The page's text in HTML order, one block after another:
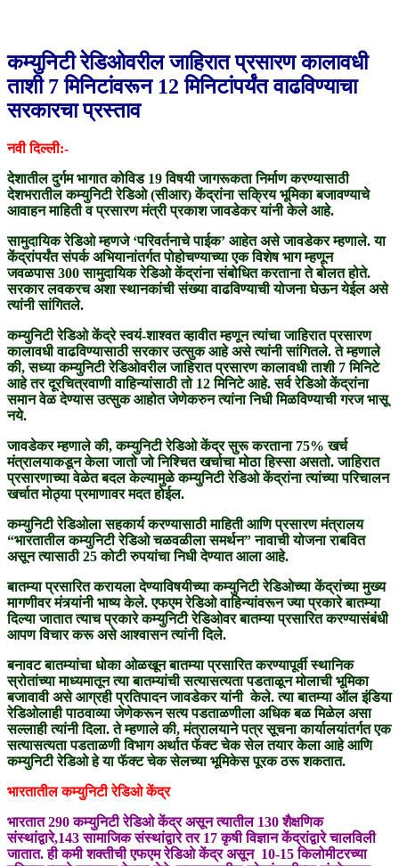
कम्युनिटी रेडिओवरील जाहिरात प्रसारण कालावधी
ताशी 7 मिनिटांवरून 12 मिनिटांपर्यंत वाढविण्याचा
सरकारचा प्रस्ताव
नवी दिल्ली:-
देशातील दुर्गम भागात कोविड 19 विषयी जागरूकता निर्माण करण्यासाठी
देशभरातील कम्युनिटी रेडिओ (सीआर) केंद्रांना सक्रिय भूमिका बजावण्याचे
आवाहन माहिती व प्रसारण मंत्री प्रकाश जावडेकर यांनी केले आहे.
सामुदायिक रेडिओ म्हणजे ‘परिवर्तनाचे पाईक’ आहेत असे जावडेकर म्हणाले. या
केंद्रांपर्यंत संपर्क अभियानांतर्गत पोहोचण्याच्या एक विशेष भाग म्हणून
जवळपास 300 सामुदायिक रेडिओ केंद्रांना संबोधित करताना ते बोलत होते.
सरकार लवकरच अशा स्थानकांची संख्या वाढविण्याची योजना घेऊन येईल असे
त्यांनी सांगितले.
कम्युनिटी रेडिओ केंद्रे स्वयं-शाश्वत व्हावीत म्हणून त्यांचा जाहिरात प्रसारण
कालावधी वाढविण्यासाठी सरकार उत्सुक आहे असे त्यांनी सांगितले. ते म्हणाले
की, सध्या कम्युनिटी रेडिओवरील जाहिरात प्रसारण कालावधी ताशी 7 मिनिटे
आहे तर दूरचित्रवाणी वाहिन्यांसाठी तो 12 मिनिटे आहे. सर्व रेडिओ केंद्रांना
समान वेळ देण्यास उत्सुक आहोत जेणेकरुन त्यांना निधी मिळविण्याची गरज भासू
नये.
जावडेकर म्हणाले की, कम्युनिटी रेडिओ केंद्र सुरू करताना 75% खर्च
मंत्रालयाकडून केला जातो जो निश्चित खर्चाचा मोठा हिस्सा असतो. जाहिरात
प्रसारणाच्या वेळेत बदल केल्यामुळे कम्युनिटी रेडिओ केंद्रांना त्यांच्या परिचालन
खर्चात मोठ्या प्रमाणावर मदत होईल.
कम्युनिटी रेडिओला सहकार्य करण्यासाठी माहिती आणि प्रसारण मंत्रालय
“भारतातील कम्युनिटी रेडिओ चळवळीला समर्थन” नावाची योजना राबवित
असून त्यासाठी 25 कोटी रुपयांचा निधी देण्यात आला आहे.
बातम्या प्रसारित करायला देण्याविषयीच्या कम्युनिटी रेडिओच्या केंद्रांच्या मुख्य
मागणीवर मंत्र्यांनी भाष्य केले. एफएम रेडिओ वाहिन्यांवरून ज्या प्रकारे बातम्या
दिल्या जातात त्याच प्रकारे कम्युनिटी रेडिओवर बातम्या प्रसारित करण्यासंबंधी
आपण विचार करू असे आश्वासन त्यांनी दिले.
बनावट बातम्यांचा धोका ओळखून बातम्या प्रसारित करण्यापूर्वी स्थानिक
स्रोतांच्या माध्यमातून त्या बातम्यांची सत्यासत्यता पडताळून मोलाची भूमिका
बजावावी असे आग्रही प्रतिपादन जावडेकर यांनी केले. त्या बातम्या ऑल इंडिया
रेडिओलाही पाठवाव्या जेणेकरून सत्य पडताळणीला अधिक बळ मिळेल असा
सल्लाही त्यांनी दिला. ते म्हणाले की, मंत्रालयाने पत्र सूचना कार्यालयांतर्गत एक
सत्यासत्यता पडताळणी विभाग अर्थात फॅक्ट चेक सेल तयार केला आहे आणि
कम्युनिटी रेडिओ हे या फॅक्ट चेक सेलच्या भूमिकेस पूरक ठरू शकतात.
भारतातील कम्युनिटी रेडिओ केंद्र
भारतात 290 कम्युनिटी रेडिओ केंद्र असून त्यातील 130 शैक्षणिक
संस्थांद्वारे,143 सामाजिक संस्थांद्वारे तर 17 कृषी विज्ञान केंद्रांद्वारे चालविली
जातात. ही कमी शक्तीची एफएम रेडिओ केंद्र असून 10-15 किलोमीटरच्या